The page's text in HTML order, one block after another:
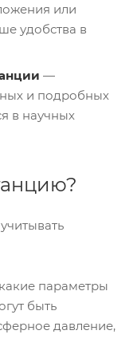
или
удобства в
—
и подробных
в научных
параметры
быть
давление,